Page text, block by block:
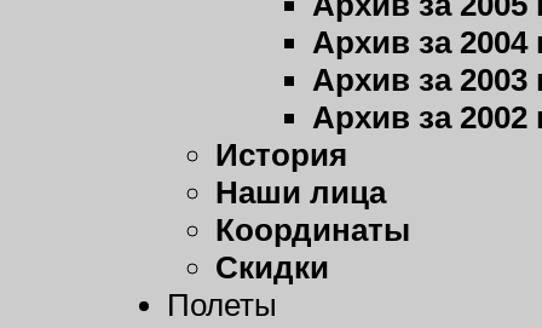
Архив за 2004
Архив за 2003
Архив за 2002
История
Наши лица
Координаты
Скидки
Полеты